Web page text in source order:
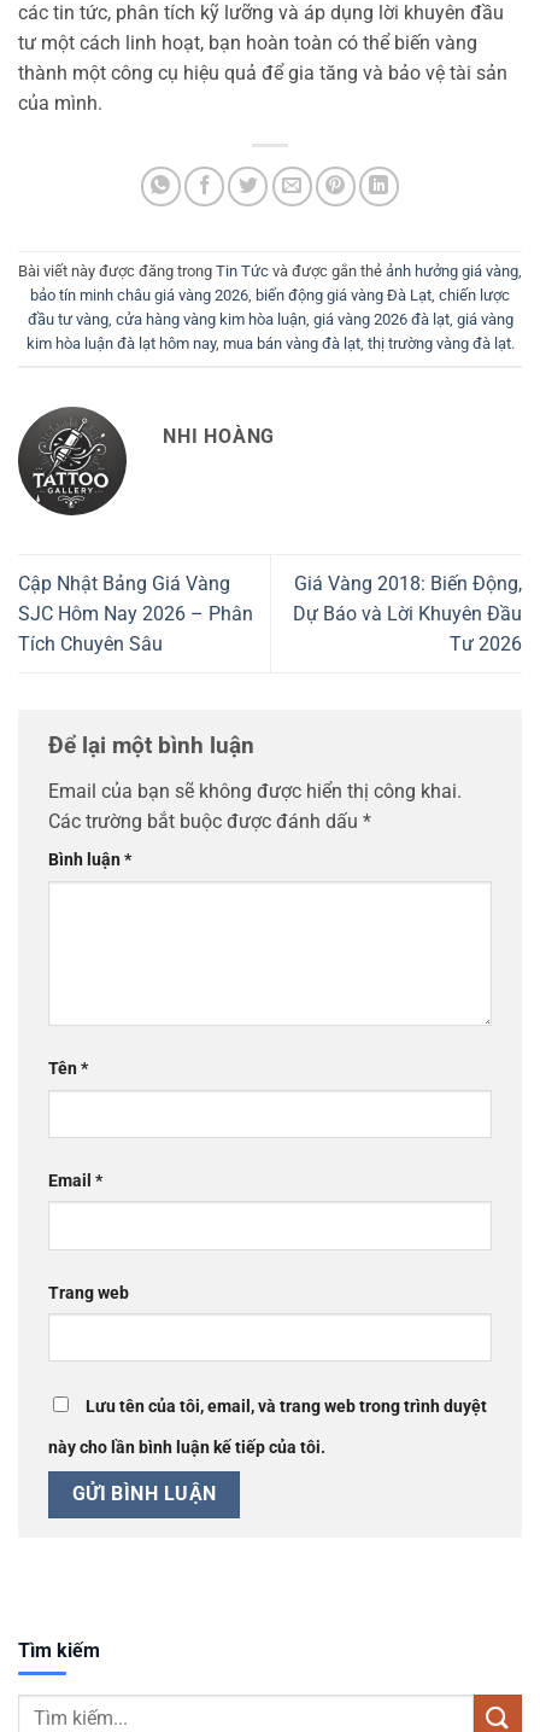
các tin tức, phân tích kỹ lưỡng và áp dụng lời khuyên đầu
tư một cách linh hoạt, bạn hoàn toàn có thể biến vàng
thành một công cụ hiệu quả để gia tăng và bảo vệ tài sản
của mình.
Bài viết này được đăng trong Tin Tức và được gắn thẻ ảnh hưởng giá vàng,
bảo tín minh châu giá vàng 2026, biến động giá vàng Đà Lạt, chiến lược
đầu tư vàng, cửa hàng vàng kim hòa luận, giá vàng 2026 đà lạt, giá vàng
kim hòa luận đà lạt hôm nay, mua bán vàng đà lạt, thị trường vàng đà lạt.
NHI HOÀNG
Cập Nhật Bảng Giá Vàng
SJC Hôm Nay 2026 – Phân
Tích Chuyên Sâu
Giá Vàng 2018: Biến Động,
Dự Báo và Lời Khuyên Đầu
Tư 2026
Để lại một bình luận
Email của bạn sẽ không được hiển thị công khai.
Các trường bắt buộc được đánh dấu *
Bình luận*
Tên*
Email *
Trang web
Lưu tên của tôi, email, và trang web trong trình duyệt
này cho lần bình luận kế tiếp của tôi.
Tìm kiếm